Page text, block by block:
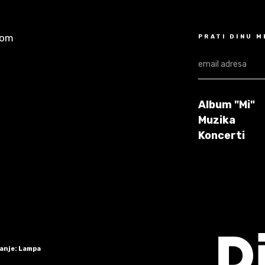
PRATI DINU
Album "Mi"
Muzika
Koncerti
Lampa